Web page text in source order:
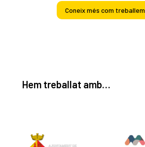
Coneix més com treballem
Hem treballat amb…